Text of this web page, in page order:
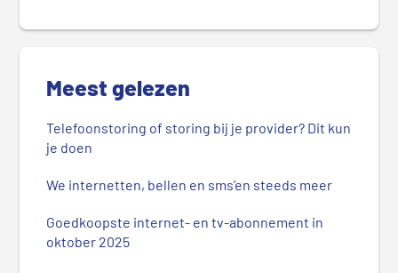
Meest gelezen
Telefoonstoring of storing bij je provider? Dit kun
je doen
We internetten, bellen en sms’en steeds meer
Goedkoopste internet- en tv-abonnement in
oktober 2025